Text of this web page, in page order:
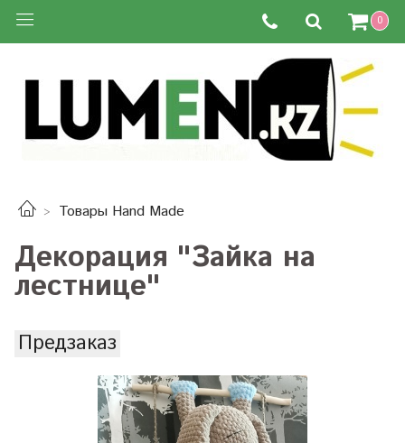
0
Товары Hand Made
Декорация "Зайка на
лестнице"
Предзаказ